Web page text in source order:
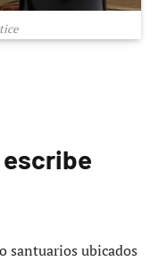
escribe
santuarios ubicados